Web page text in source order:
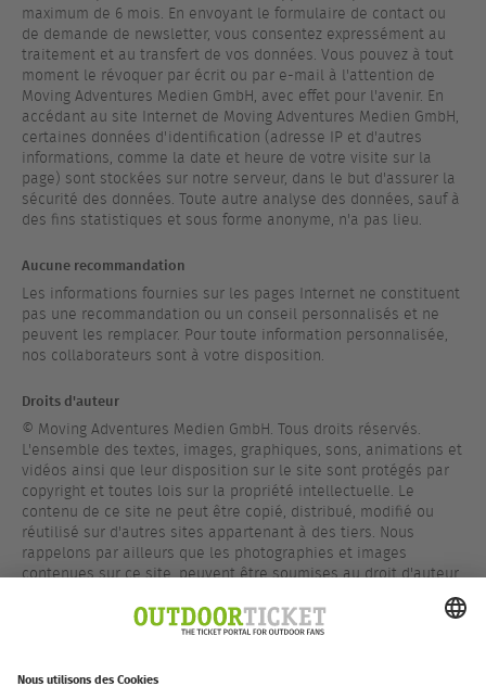
maximum de 6 mois. En envoyant le formulaire de contact ou
de demande de newsletter, vous consentez expressément au
traitement et au transfert de vos données. Vous pouvez à tout
moment le révoquer par écrit ou par e-mail à l'attention de
Moving Adventures Medien GmbH, avec effet pour l'avenir. En
accédant au site Internet de Moving Adventures Medien GmbH,
certaines données d'identification (adresse IP et d'autres
informations, comme la date et heure de votre visite sur la
page) sont stockées sur notre serveur, dans le but d'assurer la
sécurité des données. Toute autre analyse des données, sauf à
des fins statistiques et sous forme anonyme, n'a pas lieu.
Aucune recommandation
Les informations fournies sur les pages Internet ne constituent
pas une recommandation ou un conseil personnalisés et ne
peuvent les remplacer. Pour toute information personnalisée,
nos collaborateurs sont à votre disposition.
Droits d'auteur
© Moving Adventures Medien GmbH. Tous droits réservés.
L'ensemble des textes, images, graphiques, sons, animations et
vidéos ainsi que leur disposition sur le site sont protégés par
copyright et toutes lois sur la propriété intellectuelle. Le
contenu de ce site ne peut être copié, distribué, modifié ou
réutilisé sur d'autres sites appartenant à des tiers. Nous
rappelons par ailleurs que les photographies et images
contenues sur ce site, peuvent être soumises au droit d'auteur
protégées par le droit des marques.